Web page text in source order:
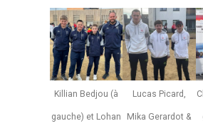
Killian Bedjou (à
gauche) et Lohan
Lucas Picard,
Mika Gerardot &